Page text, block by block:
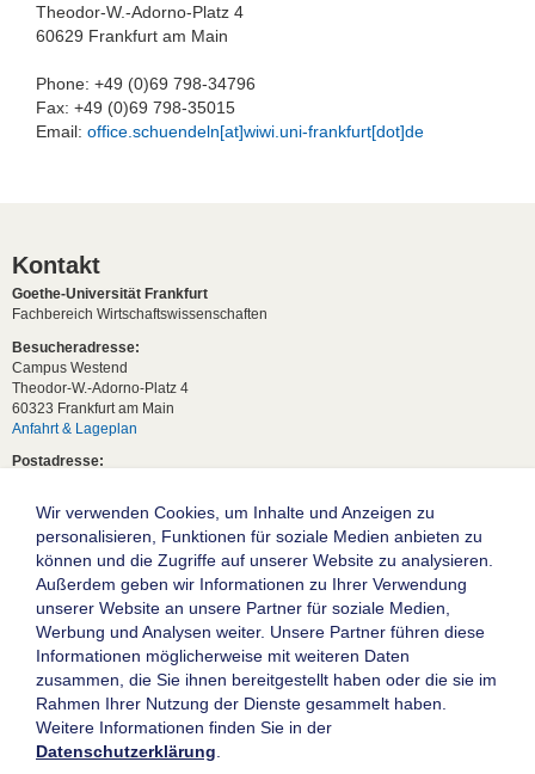
Theodor-W.-Adorno-Platz 4
60629 Frankfurt am Main
Phone: +49 (0)69 798-34796
Fax: +49 (0)69 798-35015
Email: office.schuendeln[at]wiwi.uni-frankfurt[dot]de
Kontakt
Goethe-Universität Frankfurt
Fachbereich Wirtschaftswissenschaften
Besucheradresse:
Campus Westend
Theodor-W.-Adorno-Platz 4
60323 Frankfurt am Main
Anfahrt & Lageplan
Postadresse:
Studentische Anfragen:
studium[at]wiwi.uni-frankfurt[dot]de
Allgemeine Anfragen:
dekanat02[at]wiwi.uni-frankfurt[dot]de
Die Goethe-Universität Frankfurt am Main
Impressum
Datenschutz
Wir verwenden Cookies, um Inhalte und Anzeigen zu
personalisieren, Funktionen für soziale Medien anbieten zu
können und die Zugriffe auf unserer Website zu analysieren.
Außerdem geben wir Informationen zu Ihrer Verwendung
unserer Website an unsere Partner für soziale Medien,
Werbung und Analysen weiter. Unsere Partner führen diese
Informationen möglicherweise mit weiteren Daten
zusammen, die Sie ihnen bereitgestellt haben oder die sie im
Rahmen Ihrer Nutzung der Dienste gesammelt haben.
Weitere Informationen finden Sie in der
Datenschutzerklärung